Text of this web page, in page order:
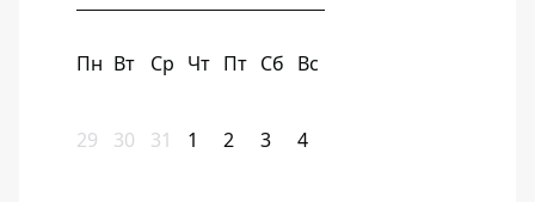
Пн Вт Ср Чт Пт Сб Вс
29 30 31 1 2 3 4